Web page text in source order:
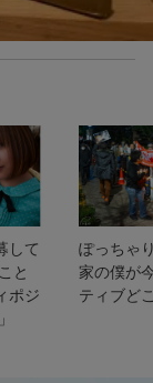
して
と
ポジ
ぽっちゃ
家の僕が
ティブど